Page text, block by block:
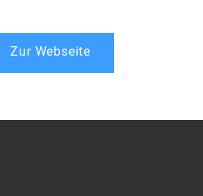
Zur Webseite